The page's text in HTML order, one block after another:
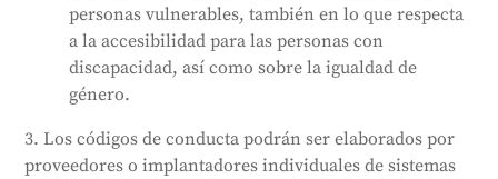
personas vulnerables, también en lo que respecta
a la accesibilidad para las personas con
discapacidad, así como sobre la igualdad de
género.
3. Los códigos de conducta podrán ser elaborados por
proveedores o implantadores individuales de sistemas